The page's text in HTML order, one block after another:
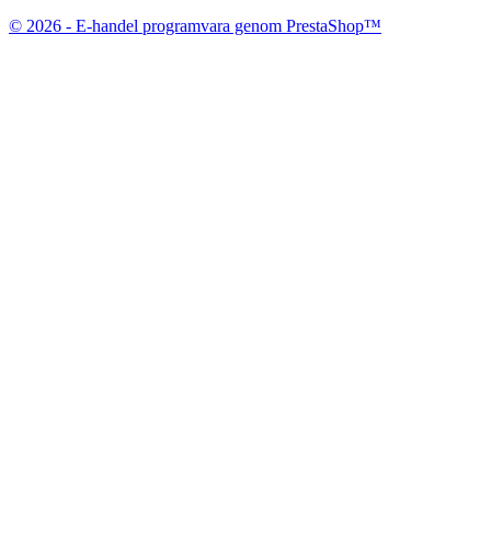
© 2026 - E-handel programvara genom PrestaShop™